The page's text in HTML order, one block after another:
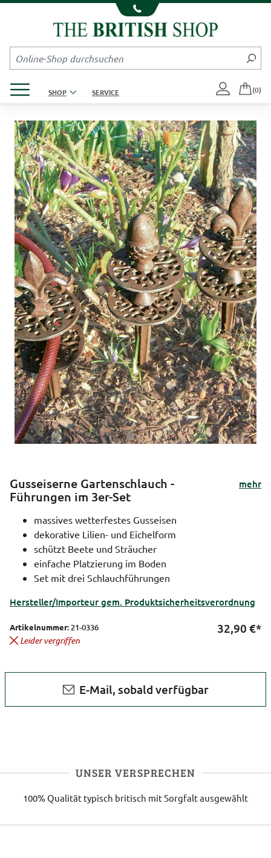
Kompletten Head der Seite überspringen
SHOP SERVICE (0)
Gusseiserne Gartenschlauch -
Führungen im 3er-Set
mehr
massives wetterfestes Gusseisen
dekorative Lilien- und Eichelform
schützt Beete und Sträucher
einfache Platzierung im Boden
Set mit drei Schlauchführungen
Hersteller/Importeur gem. Produktsicherheitsverordnung
Artikelnummer: 21-0336
Leider vergriffen
32,90 €*
E-Mail, sobald verfügbar
UNSER VERSPRECHEN
100% Qualität typisch britisch mit Sorgfalt ausgewählt